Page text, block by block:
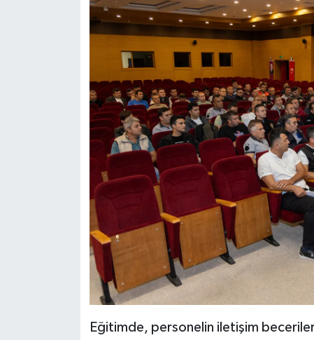
Eğitimde, personelin iletişim